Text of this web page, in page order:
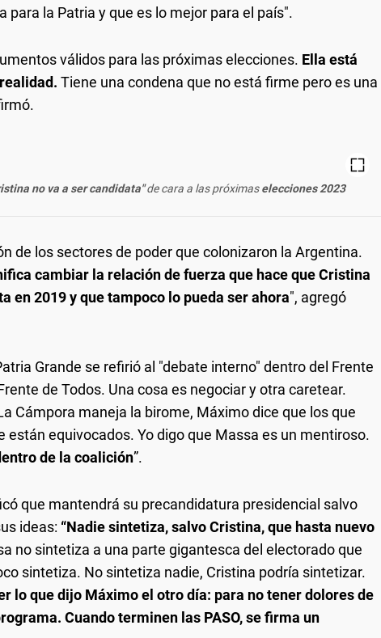
para la Patria y que es lo mejor para el país".
válidos para las próximas elecciones. Ella está
Tiene una condena que no está firme pero es una
no va a ser candidata"de cara a las próximaselecciones 2023
de los sectores de poder que colonizaron la Argentina.
cambiar la relación de fuerza que hace que Cristina
en 2019 y que tampoco lo pueda ser ahora", agregó
Grande se refirió al "debate interno" dentro del Frente
de Todos. Una cosa es negociar y otra caretear.
Cámpora maneja la birome, Máximo dice que los que
están equivocados. Yo digo que Massa es un mentiroso.
de la coalición”.
que mantendrá su precandidatura presidencial salvo
ideas: “Nadie sintetiza, salvo Cristina, que hasta nuevo
no sintetiza a una parte gigantesca del electorado que
sintetiza. No sintetiza nadie, Cristina podría sintetizar.
lo que dijo Máximo el otro día: para no tener dolores de
Cuando terminen las PASO, se firma un